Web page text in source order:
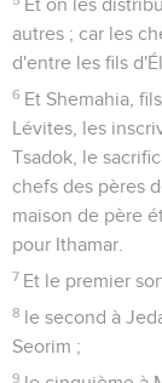
Et on les
autres ; car les
d'entre les fils
6 Et Shemahia,
Lévites, les
Tsadok, le
chefs des pères
maison de père
pour Ithamar.
7 Et le premier
8 le second à
Seorim ;
9